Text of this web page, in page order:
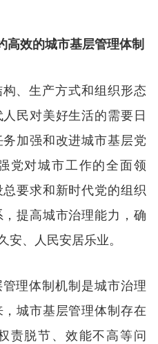
高效的城市基层管理体制
、生产方式和组织形态
民对美好生活的需要日
加强和改进城市基层党
党对城市工作的全面领
要求和新时代党的组织
提高城市治理能力，确
、人民安居乐业。
理体制机制是城市治理
城市基层管理体制存在
责脱节、效能不高等问